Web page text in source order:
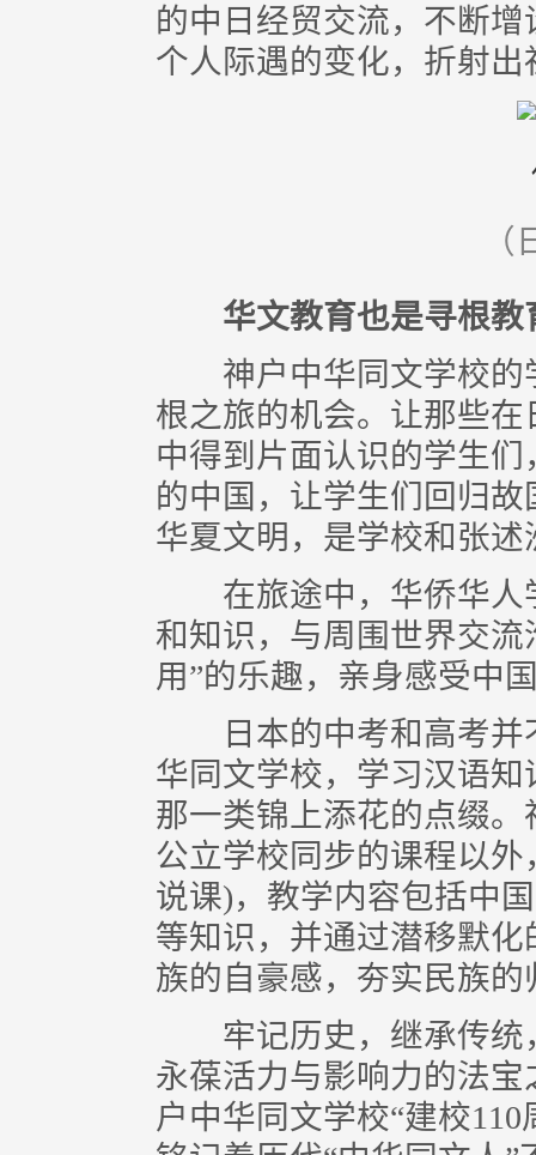
的中日经贸交流，不断
个人际遇的变化，折射
华文教育也是寻根教
神户中华同文学校的
根之旅的机会。让那些
中得到片面认识的学生
的中国，让学生们回归
华夏文明，是学校和张
在旅途中，华侨华人
和知识，与周围世界交流
用”的乐趣，亲身感受中
日本的中考和高考并
华同文学校，学习汉语知
那一类锦上添花的点缀
公立学校同步的课程以
说课)，教学内容包括中
等知识，并通过潜移默
族的自豪感，夯实民族的
牢记历史，继承传统
永葆活力与影响力的法
户中华同文学校“建校